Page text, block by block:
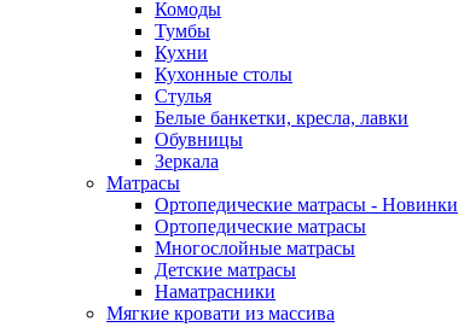
Комоды
Тумбы
Кухни
Кухонные столы
Стулья
Белые банкетки, кресла, лавки
Обувницы
Зеркала
Матрасы
Ортопедические матрасы - Новинки
Ортопедические матрасы
Многослойные матрасы
Детские матрасы
Наматрасники
Мягкие кровати из массива